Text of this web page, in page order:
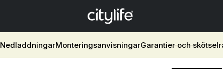
NedladdningarMonteringsanvisningarGarantier och